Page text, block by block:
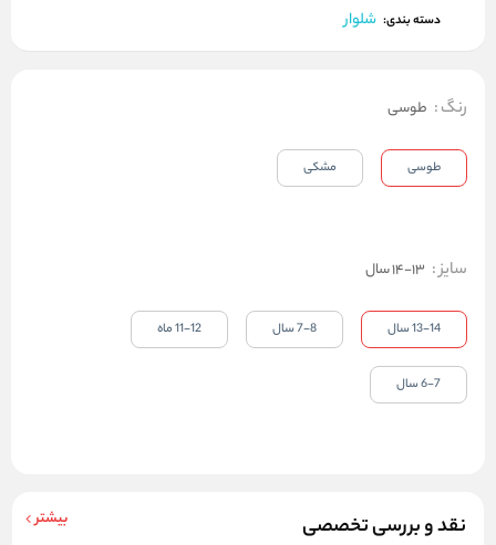
دسته بندی: شلوار
نقد و بررسی تخصصی بیشتر
رنگ: طوسی
طوسی مشکی
سایز: 13-14 سال
13-14 سال 7-8 سال 11-12 ماه
6-7 سال